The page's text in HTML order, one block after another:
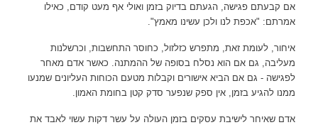
אם קבעתם פגישה, הגעתם בדיוק בזמן ואולי אף מעט קודם, כאילו
אמרתם: "אכפת לנו ולכן עשינו מאמץ".
איחור, לעומת זאת, מתפרש כזלזול, כחוסר התחשבות, וכרשלנות
מעליבה, גם אם הוא נסלח בסופה של ההמתנה. כאשר אדם מאחר
לפגישה - גם אם הביא אישורים וקבלות מטעם הכוחות העליונים שמנעו
ממנו להגיע בזמן, אין ספק שנפער סדק קטן בחומת האמון.
אדם שאיחר לישיבת עסקים בזמן העולה על עשר דקות עשוי לאבד את
טקסט